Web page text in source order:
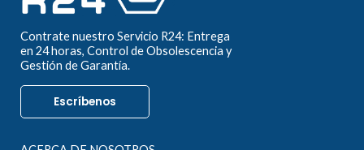
Contrate nuestro Servicio R24: Entrega
en 24 horas, Control de Obsolescencia y
Gestión de Garantía.
Escríbenos